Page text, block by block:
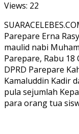
Views: 22
Parepare Erna
maulid nabi
Parepare, Rabu
DPRD Parepare
Kamaluddin Kadir
pula sejumlah
para orang tua